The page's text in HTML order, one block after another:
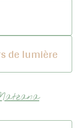
de lumière